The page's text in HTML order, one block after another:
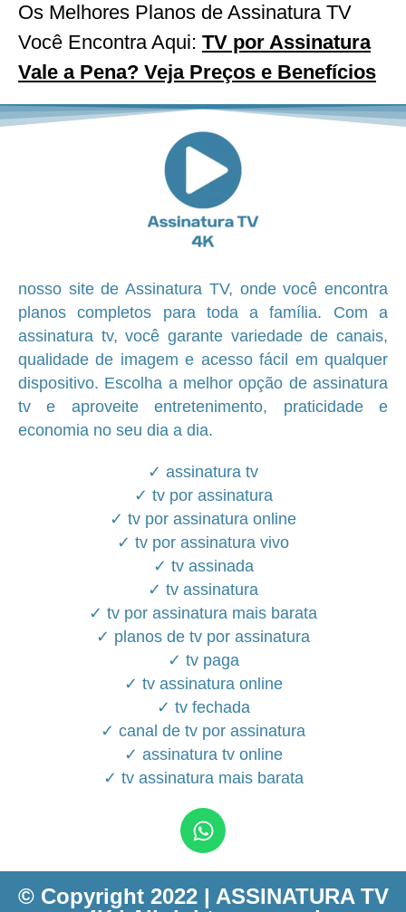
Os Melhores Planos de Assinatura TV
Você Encontra Aqui: TV por Assinatura
Vale a Pena? Veja Preços e Benefícios
nosso site de Assinatura TV, onde você encontra
planos completos para toda a família. Com a
assinatura tv, você garante variedade de canais,
qualidade de imagem e acesso fácil em qualquer
dispositivo. Escolha a melhor opção de assinatura
tv e aproveite entretenimento, praticidade e
economia no seu dia a dia.
✓ assinatura tv
✓ tv por assinatura
✓ tv por assinatura online
✓ tv por assinatura vivo
✓ tv assinada
✓ tv assinatura
✓ tv por assinatura mais barata
✓ planos de tv por assinatura
✓ tv paga
✓ tv assinatura online
✓ tv fechada
✓ canal de tv por assinatura
✓ assinatura tv online
✓ tv assinatura mais barata
© Copyright 2022 | ASSINATURA TV